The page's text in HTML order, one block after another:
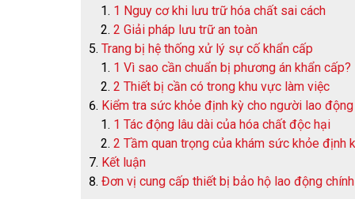
1 Nguy cơ khi lưu trữ hóa chất sai cách
2 Giải pháp lưu trữ an toàn
Trang bị hệ thống xử lý sự cố khẩn cấp
1 Vì sao cần chuẩn bị phương án khẩn cấp?
2 Thiết bị cần có trong khu vực làm việc
Kiểm tra sức khỏe định kỳ cho người lao động
1 Tác động lâu dài của hóa chất độc hại
2 Tầm quan trọng của khám sức khỏe định
Kết luận
Đơn vị cung cấp thiết bị bảo hộ lao động